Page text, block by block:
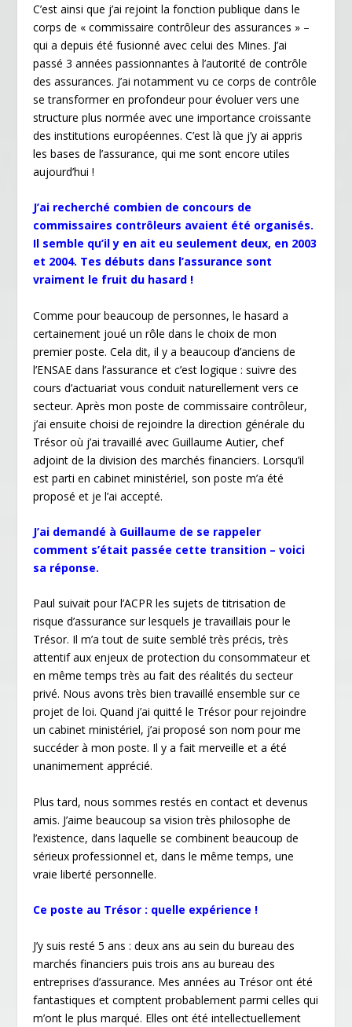
C’est ainsi que j’ai rejoint la fonction publique dans le
corps de « commissaire contrôleur des assurances » –
qui a depuis été fusionné avec celui des Mines. J’ai
passé 3 années passionnantes à l’autorité de contrôle
des assurances. J’ai notamment vu ce corps de contrôle
se transformer en profondeur pour évoluer vers une
structure plus normée avec une importance croissante
des institutions européennes. C’est là que j’y ai appris
les bases de l’assurance, qui me sont encore utiles
aujourd’hui !
J’ai recherché combien de concours de
commissaires contrôleurs avaient été organisés.
Il semble qu’il y en ait eu seulement deux, en 2003
et 2004. Tes débuts dans l’assurance sont
vraiment le fruit du hasard !
Comme pour beaucoup de personnes, le hasard a
certainement joué un rôle dans le choix de mon
premier poste. Cela dit, il y a beaucoup d’anciens de
l’ENSAE dans l’assurance et c’est logique : suivre des
cours d’actuariat vous conduit naturellement vers ce
secteur. Après mon poste de commissaire contrôleur,
j’ai ensuite choisi de rejoindre la direction générale du
Trésor où j’ai travaillé avec Guillaume Autier, chef
adjoint de la division des marchés financiers. Lorsqu’il
est parti en cabinet ministériel, son poste m’a été
proposé et je l’ai accepté.
J’ai demandé à Guillaume de se rappeler
comment s’était passée cette transition – voici
sa réponse.
Paul suivait pour l’ACPR les sujets de titrisation de
risque d’assurance sur lesquels je travaillais pour le
Trésor. Il m’a tout de suite semblé très précis, très
attentif aux enjeux de protection du consommateur et
en même temps très au fait des réalités du secteur
privé. Nous avons très bien travaillé ensemble sur ce
projet de loi. Quand j’ai quitté le Trésor pour rejoindre
un cabinet ministériel, j’ai proposé son nom pour me
succéder à mon poste. Il y a fait merveille et a été
unanimement apprécié.
Plus tard, nous sommes restés en contact et devenus
amis. J’aime beaucoup sa vision très philosophe de
l’existence, dans laquelle se combinent beaucoup de
sérieux professionnel et, dans le même temps, une
vraie liberté personnelle.
Ce poste au Trésor : quelle expérience !
J’y suis resté 5 ans : deux ans au sein du bureau des
marchés financiers puis trois ans au bureau des
entreprises d’assurance. Mes années au Trésor ont été
fantastiques et comptent probablement parmi celles qui
m’ont le plus marqué. Elles ont été intellectuellement